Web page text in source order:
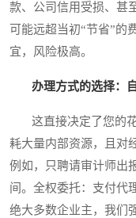
款、公司信用受损、甚
可能远超当初“节省”的
宜，风险极高。
办理方式的选择：
这直接决定了您的花
耗大量内部资源，且对
例如，只聘请审计师出
间。全权委托：支付代
绝大多数企业主，我们